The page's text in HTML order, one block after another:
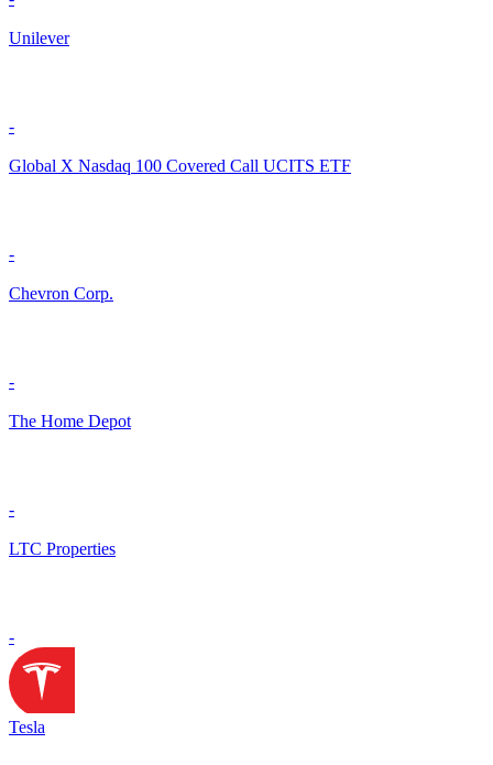
Unilever
-
Global X Nasdaq 100 Covered Call UCITS ETF
-
Chevron Corp.
-
The Home Depot
-
LTC Properties
-
Tesla